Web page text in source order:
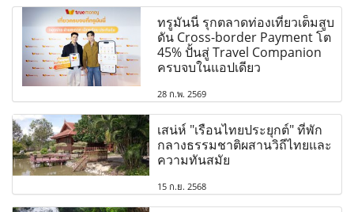
ทรูมันนี่ รุกตลาดท่องเที่ยวเต็มสูบ
ดัน Cross-border Payment โต
45% ปั้นสู่ Travel Companion
ครบจบในแอปเดียว
28 ก.พ. 2569
เสน่ห์ "เรือนไทยประยุกต์" ที่พัก
กลางธรรมชาติผสานวิถีไทยและ
ความทันสมัย
15 ก.ย. 2568